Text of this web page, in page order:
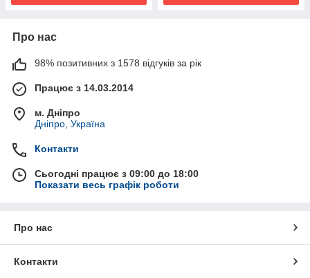
Про нас
98% позитивних з 1578 відгуків за рік
Працює з 14.03.2014
м. Дніпро
Дніпро, Україна
Контакти
Сьогодні працює з 09:00 до 18:00
Показати весь графік роботи
Про нас
Контакти